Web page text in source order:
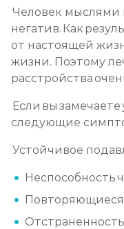
Человек мыслями
негатив. Как
от настоящей
жизни. Поэтому
расстройства
Если вы
следующие
Устойчивое
Неспособность